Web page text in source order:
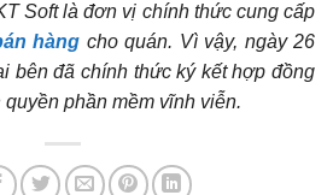
Soft là đơn vị chính thức cung cấp
hàng cho quán. Vì vậy, ngày 26
bên đã chính thức ký kết hợp đồng
phần mềm vĩnh viễn.